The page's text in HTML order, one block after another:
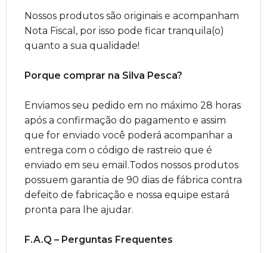
Nossos produtos são originais e acompanham
Nota Fiscal, por isso pode ficar tranquila(o)
quanto a sua qualidade!
Porque comprar na Silva Pesca?
Enviamos seu pedido em no máximo 28 horas
após a confirmação do pagamento e assim
que for enviado você poderá acompanhar a
entrega com o código de rastreio que é
enviado em seu email.Todos nossos produtos
possuem garantia de 90 dias de fábrica contra
defeito de fabricação e nossa equipe estará
pronta para lhe ajudar.
F.A.Q – Perguntas Frequentes